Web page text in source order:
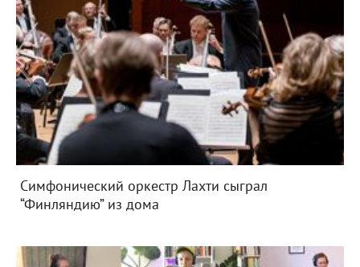
Симфонический оркестр Лахти сыграл
“Финляндию” из дома